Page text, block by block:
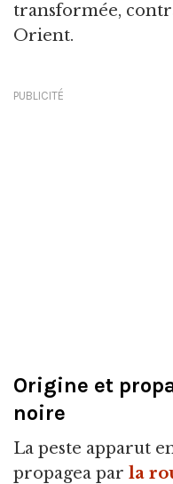
transformée,
Orient.
PUBLICITÉ
Origine et
noire
La peste apparut
propagea par la